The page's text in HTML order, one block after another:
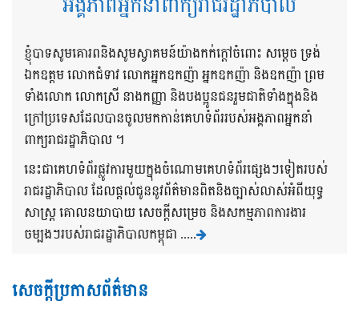
ខ្ញុំបាទសូមគោរពនិងសូមស្វាគមន៍យ៉ាងកក់ក្តៅចំពោះ សម្តេច ទ្រង់
ឯកឧត្តម លោកជំទាវ លោកអ្នកឧកញ៉ា អ្នកឧកញ៉ា និងឧកញ៉ា ព្រម
ទាំងលោក លោកស្រី នាងកញ្ញា និងបងប្អូនជនរួមជាតិទាំងក្នុងនិង
ក្រៅប្រទេសដែលបានចូលមកកាន់គេហទំព័ររបស់អង្គភាពអ្នកនាំ
ពាក្យរាជរដ្ឋាភិបាល ។
នេះជាគេហទំព័រផ្លូវការមួយក្នុងចំណោមគេហទំព័រផ្សេងៗទៀតរបស់
រាជរដ្ឋាភិបាល ដែលផ្តល់ជូននូវព័ត៌មានពិតនិងច្បាស់លាស់អំពីយុទ្ធ
សាស្រ្ត គោលនយាបាយ សេចក្តីសម្រេច និងសកម្មភាពការងារ
ចម្បងៗរបស់រាជរដ្ឋាភិបាលកម្ពុជា .....
សេចក្តីប្រកាសព័ត៌មាន